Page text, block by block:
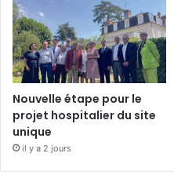
Nouvelle étape pour le
projet hospitalier du site
unique
il y a 2 jours